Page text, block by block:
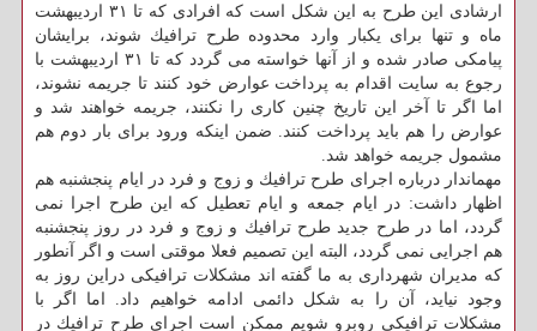
ارشادی این طرح به این شكل است كه افرادی كه تا ۳۱ اردیبهشت
ماه و تنها برای یكبار وارد محدوده طرح ترافیك شوند، برایشان
پیامكی صادر شده و از آنها خواسته می گردد كه تا ۳۱ اردیبهشت با
رجوع به سایت اقدام به پرداخت عوارض خود كنند تا جریمه نشوند،
اما اگر تا آخر این تاریخ چنین كاری را نكنند، جریمه خواهند شد و
عوارض را هم باید پرداخت كنند. ضمن اینكه ورود برای بار دوم هم
مشمول جریمه خواهد شد.
مهماندار درباره اجرای طرح ترافیك و زوج و فرد در ایام پنجشنبه هم
اظهار داشت: در ایام جمعه و ایام تعطیل كه این طرح اجرا نمی
گردد، اما در طرح جدید طرح ترافیك و زوج و فرد در روز پنجشنبه
هم اجرایی نمی گردد، البته این تصمیم فعلا موقتی است و اگر آنطور
كه مدیران شهرداری به ما گفته اند مشكلات ترافیكی دراین روز به
وجود نیاید، آن را به شكل دائمی ادامه خواهیم داد. اما اگر با
مشكلات ترافیكی روبرو شویم ممكن است اجرای طرح ترافیك در